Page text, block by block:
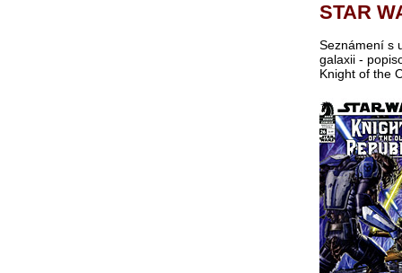
STAR
Seznámení s
galaxii -
Knight of the